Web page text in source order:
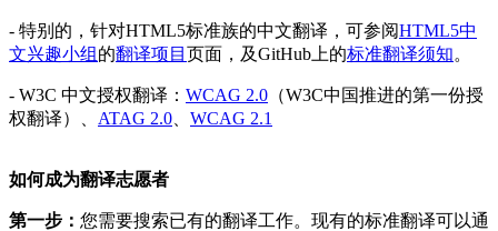
- 特别的，针对HTML5标准族的中文翻译，可参阅HTML5中
文兴趣小组 的翻译项目 页面，及GitHub上的标准翻译须知。
- W3C 中文授权翻译： WCAG 2.0 （W3C中国推进的第一份授
权翻译）、 ATAG 2.0 WCAG 2.1
如何成为翻译志愿者
第一步： 您需要搜索已有的翻译工作。现有的标准翻译可以通